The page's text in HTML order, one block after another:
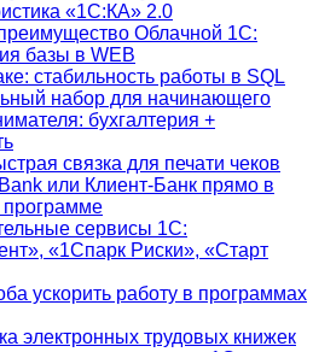
«1С:КА» 2.0
Облачной 1С:
базы в WEB
стабильность работы в SQL
набор для начинающего
бухгалтерия +
связка для печати чеков
или Клиент-Банк прямо в
сервисы 1С:
«1Спарк Риски», «Старт
ускорить работу в программах
электронных трудовых книжек